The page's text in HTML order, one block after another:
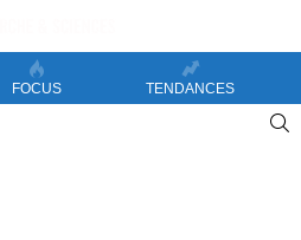
FOCUS TENDANCES